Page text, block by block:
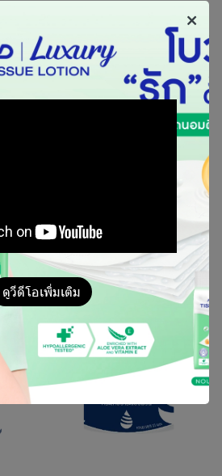
ง
ดาษ
RiverPRO ริเวอร์โปร์ กระดาษ
ชำระสเปเชียล
ดูวีดีโอเพิ่มเติม